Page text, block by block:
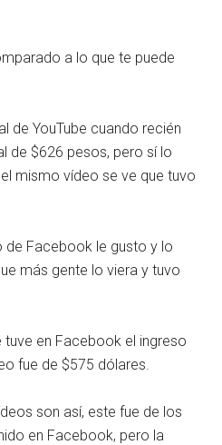
a lo que te puede
de YouTube cuando recién
de $626 pesos, pero sí lo
mismo vídeo se ve que tuvo
de Facebook le gusto y lo
más gente lo viera y tuvo
en Facebook el ingreso
fue de $575 dólares.
son así, este fue de los
en Facebook, pero la